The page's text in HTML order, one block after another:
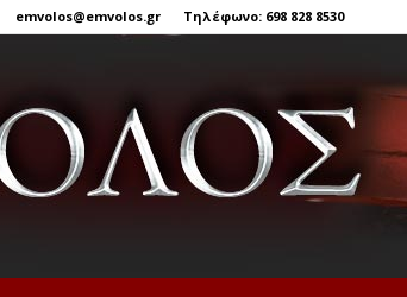
emvolos@emvolos.gr Τηλέφωνο: 698 828 8530